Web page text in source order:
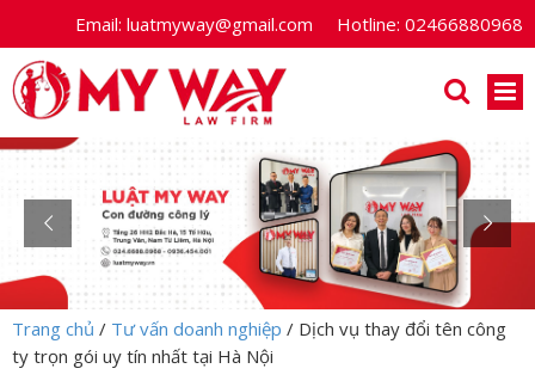
Email: luatmyway@gmail.com Hotline: 02466880968
Trang chủ / Tư vấn doanh nghiệp / Dịch vụ thay đổi tên công
ty trọn gói uy tín nhất tại Hà Nội